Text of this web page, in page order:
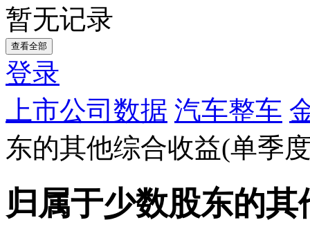
暂无记录
查看全部
登录
上市公司数据 汽车整车
东的其他综合收益(单季
归属于少数股东的